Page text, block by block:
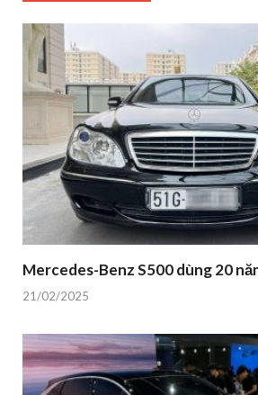
Mercedes-Benz S500 dùng 20
21/02/2025